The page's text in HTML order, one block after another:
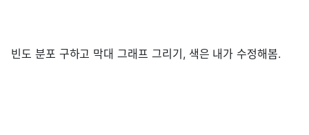
빈도 분포 구하고 막대 그래프 그리기, 색은 내가 수정해봄.